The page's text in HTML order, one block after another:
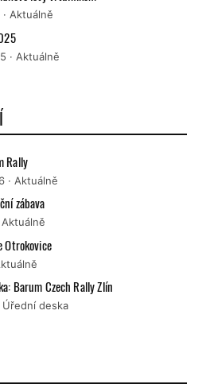
· Aktuálně
· Aktuálně
Rally
· Aktuálně
zábava
Aktuálně
Otrokovice
Barum Czech Rally Zlín
Úřední deska